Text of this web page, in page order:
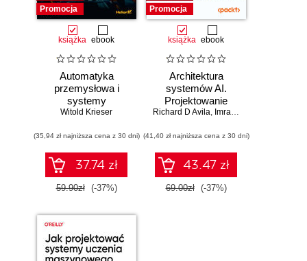
Promocja
książka ebook
Automatyka
przemysłowa i
systemy
sterowania w
Witold Krieser
(35,94 zł najniższa cena z 30 dni)
37.74 zł
59.90zł (-37%)
Promocja
książka ebook
Architektura
systemów AI.
Projektowanie
skalowalnego i
oprogramowania
Richard D Avila, Imran Ahmad
(41,40 zł najniższa cena z 30 dni)
43.47 zł
69.00zł (-37%)